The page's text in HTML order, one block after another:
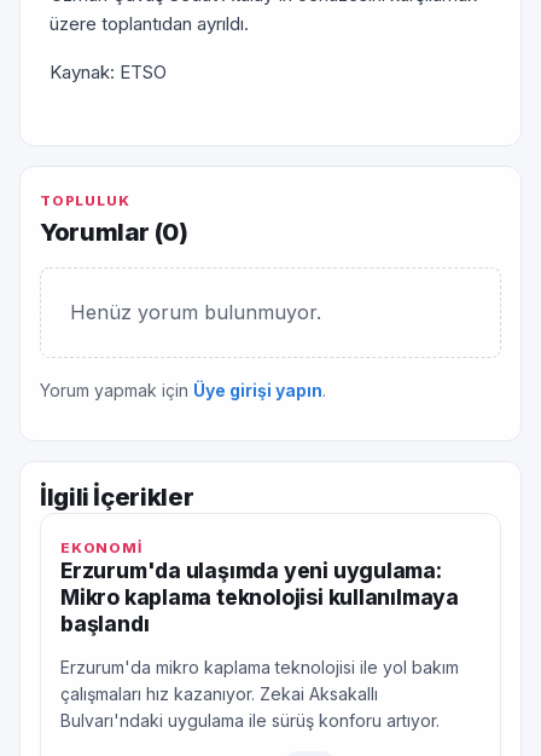
üzere toplantıdan ayrıldı.
Kaynak: ETSO
TOPLULUK
Yorumlar (0)
Henüz yorum bulunmuyor.
Yorum yapmak için Üye girişi yapın.
İlgili İçerikler
EKONOMİ
Erzurum'da ulaşımda yeni uygulama:
Mikro kaplama teknolojisi kullanılmaya
başlandı
Erzurum'da mikro kaplama teknolojisi ile yol bakım
çalışmaları hız kazanıyor. Zekai Aksakallı
Bulvarı'ndaki uygulama ile sürüş konforu artıyor.